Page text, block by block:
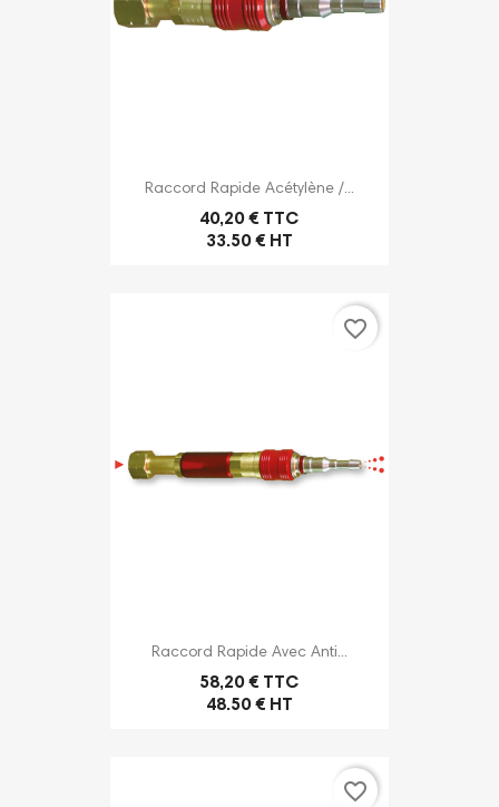
Raccord Rapide Acétylène /...
40,20 € TTC
33.50 € HT
Raccord Rapide Avec Anti...
58,20 € TTC
48.50 € HT
favorite_border
favorite_border